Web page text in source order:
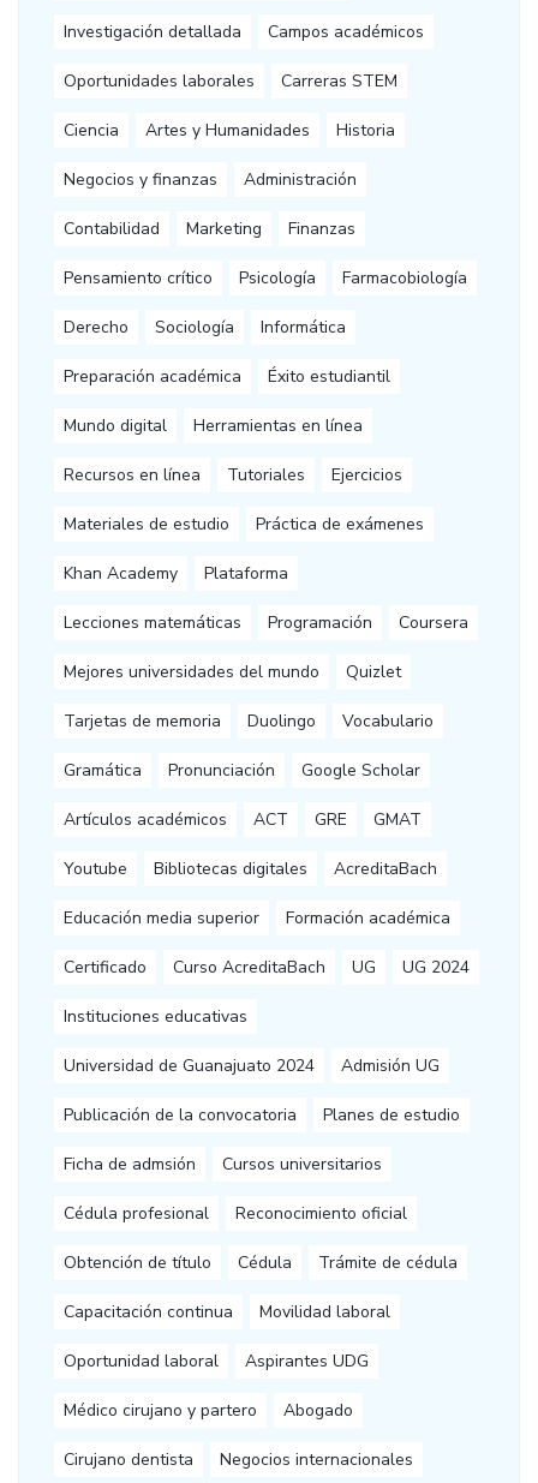
Investigación detallada Campos académicos
Oportunidades laborales Carreras STEM
Ciencia Artes y Humanidades Historia
Negocios y finanzas Administración
Contabilidad Marketing Finanzas
Pensamiento crítico Psicología Farmacobiología
Derecho Sociología Informática
Preparación académica Éxito estudiantil
Mundo digital Herramientas en línea
Recursos en línea Tutoriales Ejercicios
Materiales de estudio Práctica de exámenes
Khan Academy Plataforma
Lecciones matemáticas Programación Coursera
Mejores universidades del mundo Quizlet
Tarjetas de memoria Duolingo Vocabulario
Gramática Pronunciación Google Scholar
Artículos académicos ACT GRE GMAT
Youtube Bibliotecas digitales AcreditaBach
Educación media superior Formación académica
Certificado Curso AcreditaBach UG UG 2024
Instituciones educativas
Universidad de Guanajuato 2024 Admisión UG
Publicación de la convocatoria Planes de estudio
Ficha de admsión Cursos universitarios
Cédula profesional Reconocimiento oficial
Obtención de título Cédula Trámite de cédula
Capacitación continua Movilidad laboral
Oportunidad laboral Aspirantes UDG
Médico cirujano y partero Abogado
Cirujano dentista Negocios internacionales